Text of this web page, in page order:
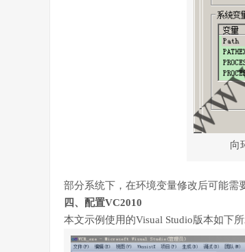
向
部分系统下，在环境变量修改后可能需
四、配置VC2010
本文示例使用的Visual Studio版本如下所